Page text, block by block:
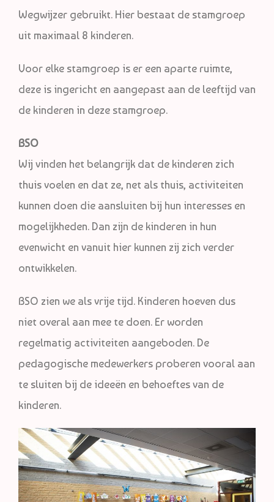
Wegwijzer gebruikt. Hier bestaat de stamgroep
uit maximaal 8 kinderen.
Voor elke stamgroep is er een aparte ruimte,
deze is ingericht en aangepast aan de leeftijd van
de kinderen in deze stamgroep.
BSO
Wij vinden het belangrijk dat de kinderen zich
thuis voelen en dat ze, net als thuis, activiteiten
kunnen doen die aansluiten bij hun interesses en
mogelijkheden. Dan zijn de kinderen in hun
evenwicht en vanuit hier kunnen zij zich verder
ontwikkelen.
BSO zien we als vrije tijd. Kinderen hoeven dus
niet overal aan mee te doen. Er worden
regelmatig activiteiten aangeboden. De
pedagogische medewerkers proberen vooral aan
te sluiten bij de ideeën en behoeftes van de
kinderen.